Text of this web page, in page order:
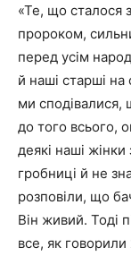
«Те, що сталося
пророком,
перед усім
й наші старші на
ми сподівалися,
до того всього,
деякі наші
гробниці й не
розповіли, що
Він живий. Тоді
все, як